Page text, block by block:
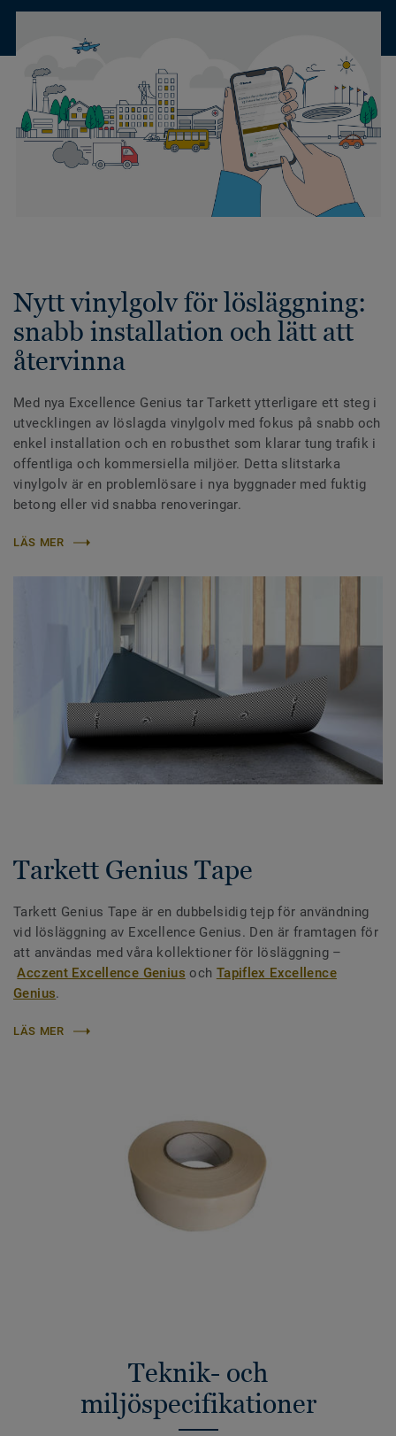
Nytt vinylgolv för lösläggning:
snabb installation och lätt att
återvinna
Med nya Excellence Genius tar Tarkett ytterligare ett steg i
utvecklingen av löslagda vinylgolv med fokus på snabb och
enkel installation och en robusthet som klarar tung trafik i
offentliga och kommersiella miljöer. Detta slitstarka
vinylgolv är en problemlösare i nya byggnader med fuktig
betong eller vid snabba renoveringar.
LÄS MER
Tarkett Genius Tape
Tarkett Genius Tape är en dubbelsidig tejp för användning
vid lösläggning av Excellence Genius. Den är framtagen för
att användas med våra kollektioner för lösläggning –
Acczent Excellence Genius och Tapiflex Excellence
Genius.
LÄS MER
Teknik- och
miljöspecifikationer